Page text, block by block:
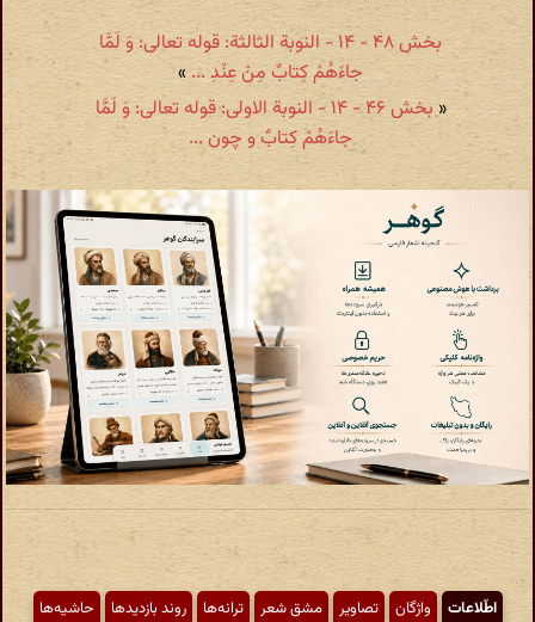
بخش ۴۸ - ۱۴ - النوبة الثالثة: قوله تعالی: وَ لَمَّا
جاءَهُمْ کِتابٌ مِنْ عِنْدِ ... »
«
بخش ۴۶ - ۱۴ - النوبة الاولى: قوله تعالی: وَ لَمَّا
جاءَهُمْ کِتابٌ و چون ...
اطّلاعات واژگان تصاویر مشق شعر ترانه‌ها روند بازدیدها حاشیه‌ها